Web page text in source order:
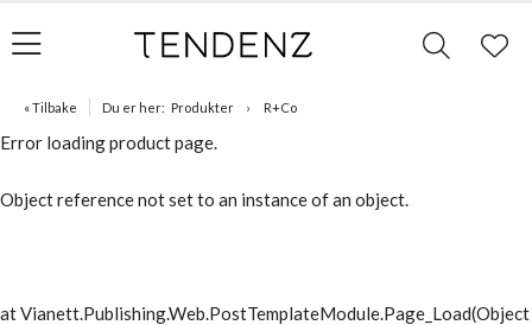
« Tilbake Du er her: Produkter R+Co
Error loading product page.
Object reference not set to an instance of an object.
at Vianett.Publishing.Web.PostTemplateModule.Page_Load(Object